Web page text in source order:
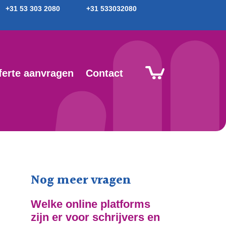
+31 53 303 2080 +31 533032080
aanvragen Contact
Nog meer vragen
Welke online platforms
zijn er voor schrijvers en